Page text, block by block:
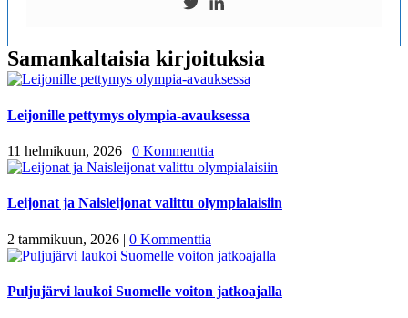
Samankaltaisia kirjoituksia
Leijonille pettymys olympia-avauksessa
11 helmikuun, 2026 | 0 Kommenttia
Leijonat ja Naisleijonat valittu olympialaisiin
2 tammikuun, 2026 | 0 Kommenttia
Puljujärvi laukoi Suomelle voiton jatkoajalla